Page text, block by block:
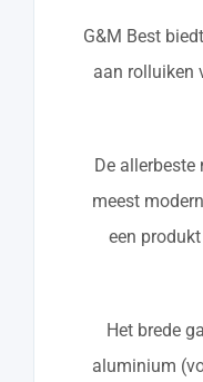
G&M Best
aan rolluiken
De allerbeste
meest
een
Het brede
aluminium